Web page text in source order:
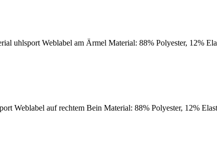
uhlsport Weblabel am Ärmel Material: 88% Polyester, 12%
Weblabel auf rechtem Bein Material: 88% Polyester, 12%